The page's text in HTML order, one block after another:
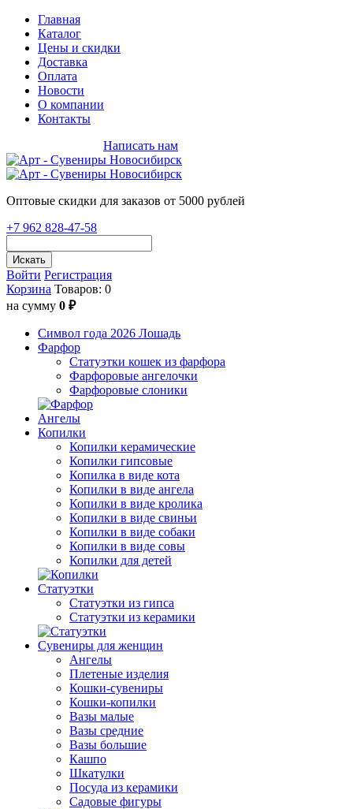
Главная
Каталог
Цены и скидки
Доставка
Оплата
Новости
О компании
Контакты
Написать нам
Оптовые скидки для заказов от 5000 рублей
+7 962 828-47-58
Искать
Войти Регистрация
Корзина Товаров: 0
на сумму 0 ₽
Символ года 2026 Лошадь
Фарфор
Статуэтки кошек из фарфора
Фарфоровые ангелочки
Фарфоровые слоники
Ангелы
Копилки
Копилки керамические
Копилки гипсовые
Копилка в виде кота
Копилки в виде ангела
Копилки в виде кролика
Копилки в виде свиньи
Копилки в виде собаки
Копилки в виде совы
Копилки для детей
Статуэтки
Статуэтки из гипса
Статуэтки из керамики
Сувениры для женщин
Ангелы
Плетеные изделия
Кошки-сувениры
Кошки-копилки
Вазы малые
Вазы средние
Вазы большие
Кашпо
Шкатулки
Посуда из керамики
Садовые фигуры